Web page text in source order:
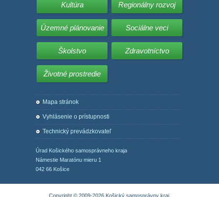
Kultúra Regionálny rozvoj
Územné plánovanie Sociálne veci
Školstvo Zdravotníctvo
Životné prostredie
Mapa stránok
Vyhlásenie o prístupnosti
Technický prevádzkovateľ
Úrad Košického samosprávneho kraja
Námestie Maratónu mieru 1
042 66 Košice
Copyright © 2009-2026 Košický samosprávny kraj.